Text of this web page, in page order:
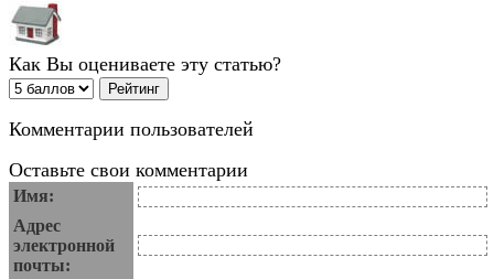
Как Вы оцениваете эту статью?
Комментарии пользователей
Оставьте свои комментарии
Имя:
Адрес
электронной
почты: